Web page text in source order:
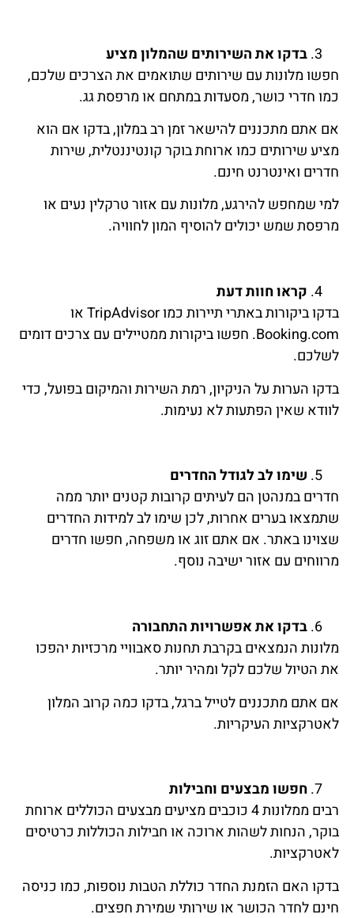
בדקו את השירותים שהמלון מציע
חפשו מלונות עם שירותים שתואמים את הצרכים שלכם,
כמו חדרי כושר, מסעדות במתחם או מרפסת גג.
אם אתם מתכננים להישאר זמן רב במלון, בדקו אם הוא
מציע שירותים כמו ארוחת בוקר קונטיננטלית, שירות
חדרים ואינטרנט חינם.
למי שמחפש להירגע, מלונות עם אזור טרקלין נעים או
מרפסת שמש יכולים להוסיף המון לחוויה.
קראו חוות דעת
בדקו ביקורות באתרי תיירות כמו TripAdvisor או
Booking.com. חפשו ביקורות ממטיילים עם צרכים דומים
לשלכם.
בדקו הערות על הניקיון, רמת השירות והמיקום בפועל, כדי
לוודא שאין הפתעות לא נעימות.
שימו לב לגודל החדרים
חדרים במנהטן הם לעיתים קרובות קטנים יותר ממה
שתמצאו בערים אחרות, לכן שימו לב למידות החדרים
שצוינו באתר. אם אתם זוג או משפחה, חפשו חדרים
מרווחים עם אזור ישיבה נוסף.
בדקו את אפשרויות התחבורה
מלונות הנמצאים בקרבת תחנות סאבוויי מרכזיות יהפכו
את הטיול שלכם לקל ומהיר יותר.
אם אתם מתכננים לטייל ברגל, בדקו כמה קרוב המלון
לאטרקציות העיקריות.
חפשו מבצעים וחבילות
רבים ממלונות 4 כוכבים מציעים מבצעים הכוללים ארוחת
בוקר, הנחות לשהות ארוכה או חבילות הכוללות כרטיסים
לאטרקציות.
בדקו האם הזמנת החדר כוללת הטבות נוספות, כמו כניסה
חינם לחדר הכושר או שירותי שמירת חפצים.